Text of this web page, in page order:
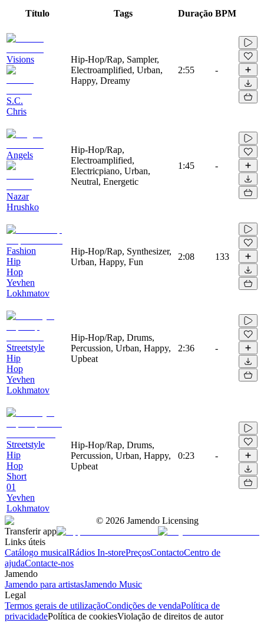
Título Tags Duração BPM
Visions
S.C.
Chris
Hip-Hop/Rap, Sampler,
Electroamplified, Urban,
Happy, Dreamy
2:55 -
Angels
Nazar
Hrushko
Hip-Hop/Rap,
Electroamplified,
Electricpiano, Urban,
Neutral, Energetic
1:45 -
Fashion
Hip
Hop
Yevhen
Lokhmatov
Hip-Hop/Rap, Synthesizer,
Urban, Happy, Fun
2:08 133
Streetstyle
Hip
Hop
Yevhen
Lokhmatov
Hip-Hop/Rap, Drums,
Percussion, Urban, Happy,
Upbeat
2:36 -
Streetstyle
Hip
Hop
Short
01
Yevhen
Lokhmatov
Hip-Hop/Rap, Drums,
Percussion, Urban, Happy,
Upbeat
0:23 -
© 2026 Jamendo Licensing
Transferir app
Links úteis
Catálogo musicalRádios In-storePreçosContactoCentro de
ajudaContacte-nos
Jamendo
Jamendo para artistasJamendo Music
Legal
Termos gerais de utilizaçãoCondições de vendaPolítica de
privacidadePolítica de cookiesViolação de direitos de autor